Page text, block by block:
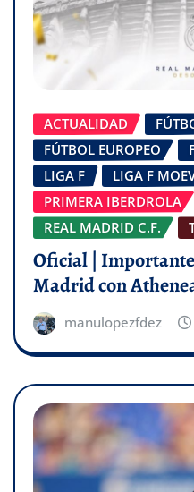
ACTUALIDAD
FÚTBOL EUROPEO
LIGA F
LIGA F
PRIMERA IBERDROLA
REAL MADRID C.F.
Oficial |
Madrid con
manulopezfdez